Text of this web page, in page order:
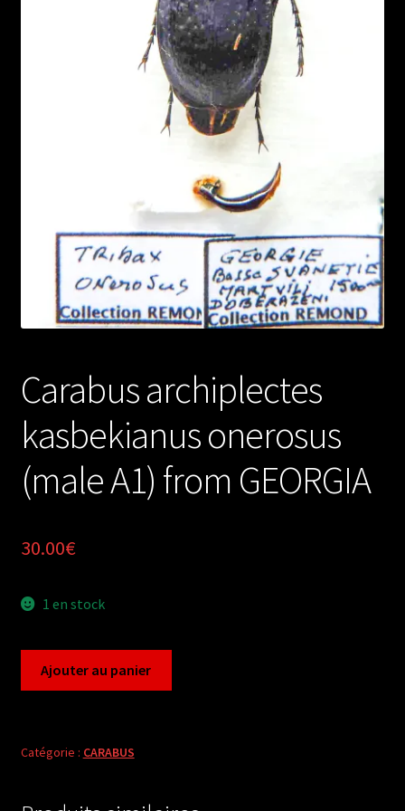
Carabus archiplectes
kasbekianus onerosus
(male A1) from GEORGIA
30.00€
1 en stock
kasbekianus
Ajouter au panier
Catégorie : CARABUS